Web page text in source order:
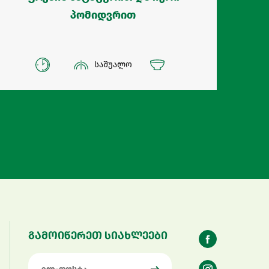
პომიდვრით
საშუალო
გამოიწერეთ სიახლეები